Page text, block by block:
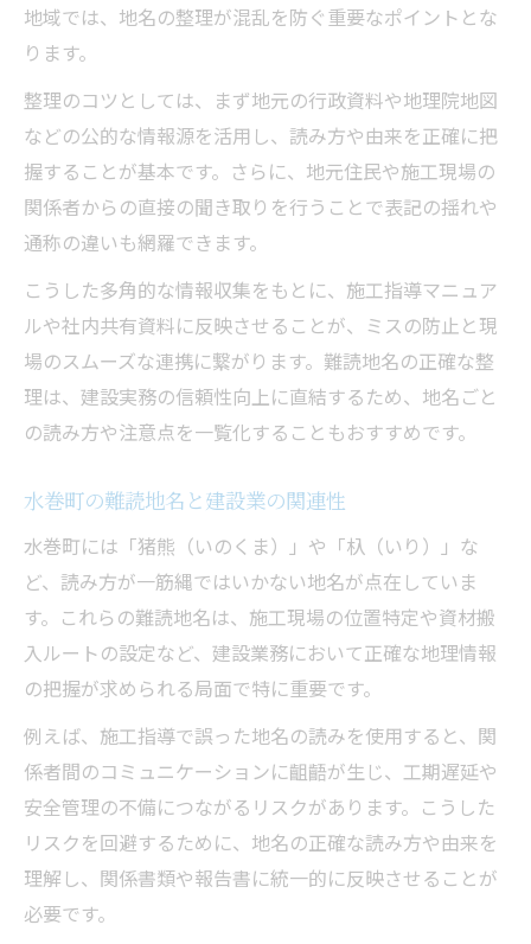
地域では、地名の整理が混乱を防ぐ重要なポイントとな
ります。
整理のコツとしては、まず地元の行政資料や地理院地図
などの公的な情報源を活用し、読み方や由来を正確に把
握することが基本です。さらに、地元住民や施工現場の
関係者からの直接の聞き取りを行うことで表記の揺れや
通称の違いも網羅できます。
こうした多角的な情報収集をもとに、施工指導マニュア
ルや社内共有資料に反映させることが、ミスの防止と現
場のスムーズな連携に繋がります。難読地名の正確な整
理は、建設実務の信頼性向上に直結するため、地名ごと
の読み方や注意点を一覧化することもおすすめです。
水巻町の難読地名と建設業の関連性
水巻町には「猪熊（いのくま）」や「杁（いり）」な
ど、読み方が一筋縄ではいかない地名が点在していま
す。これらの難読地名は、施工現場の位置特定や資材搬
入ルートの設定など、建設業務において正確な地理情報
の把握が求められる局面で特に重要です。
例えば、施工指導で誤った地名の読みを使用すると、関
係者間のコミュニケーションに齟齬が生じ、工期遅延や
安全管理の不備につながるリスクがあります。こうした
リスクを回避するために、地名の正確な読み方や由来を
理解し、関係書類や報告書に統一的に反映させることが
必要です。